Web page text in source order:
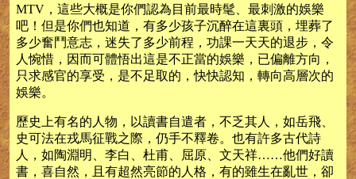
MTV，這些大概是你們認為目前最時髦、最刺激的娛樂
吧！但是你們也知道，有多少孩子沉醉在這裏頭，埋葬了
多少奮鬥意志，迷失了多少前程，功課一天天的退步，令
人惋惜，因而可體悟出這是不正當的娛樂，已偏離方向，
只求感官的享受，是不足取的，快快認知，轉向高層次的
娛樂。
歷史上有名的人物，以讀書自遣者，不乏其人，如岳飛、
史可法在戎馬征戰之際，仍手不釋卷。也有許多古代詩
人，如陶淵明、李白、杜甫、屈原、文天祥……他們好讀
書，喜自然，且有超然亮節的人格，有的雖生在亂世，卻